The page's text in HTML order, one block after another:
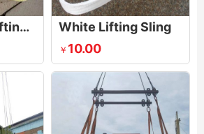
Kevlar Fiber Lifting Sling White Lifting Sling
￥ 10.00